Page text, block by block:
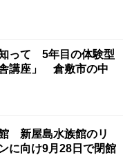
って 5年目の体験型
講座」 倉敷市の中
新屋島水族館のリ
に向け9月28日で閉館